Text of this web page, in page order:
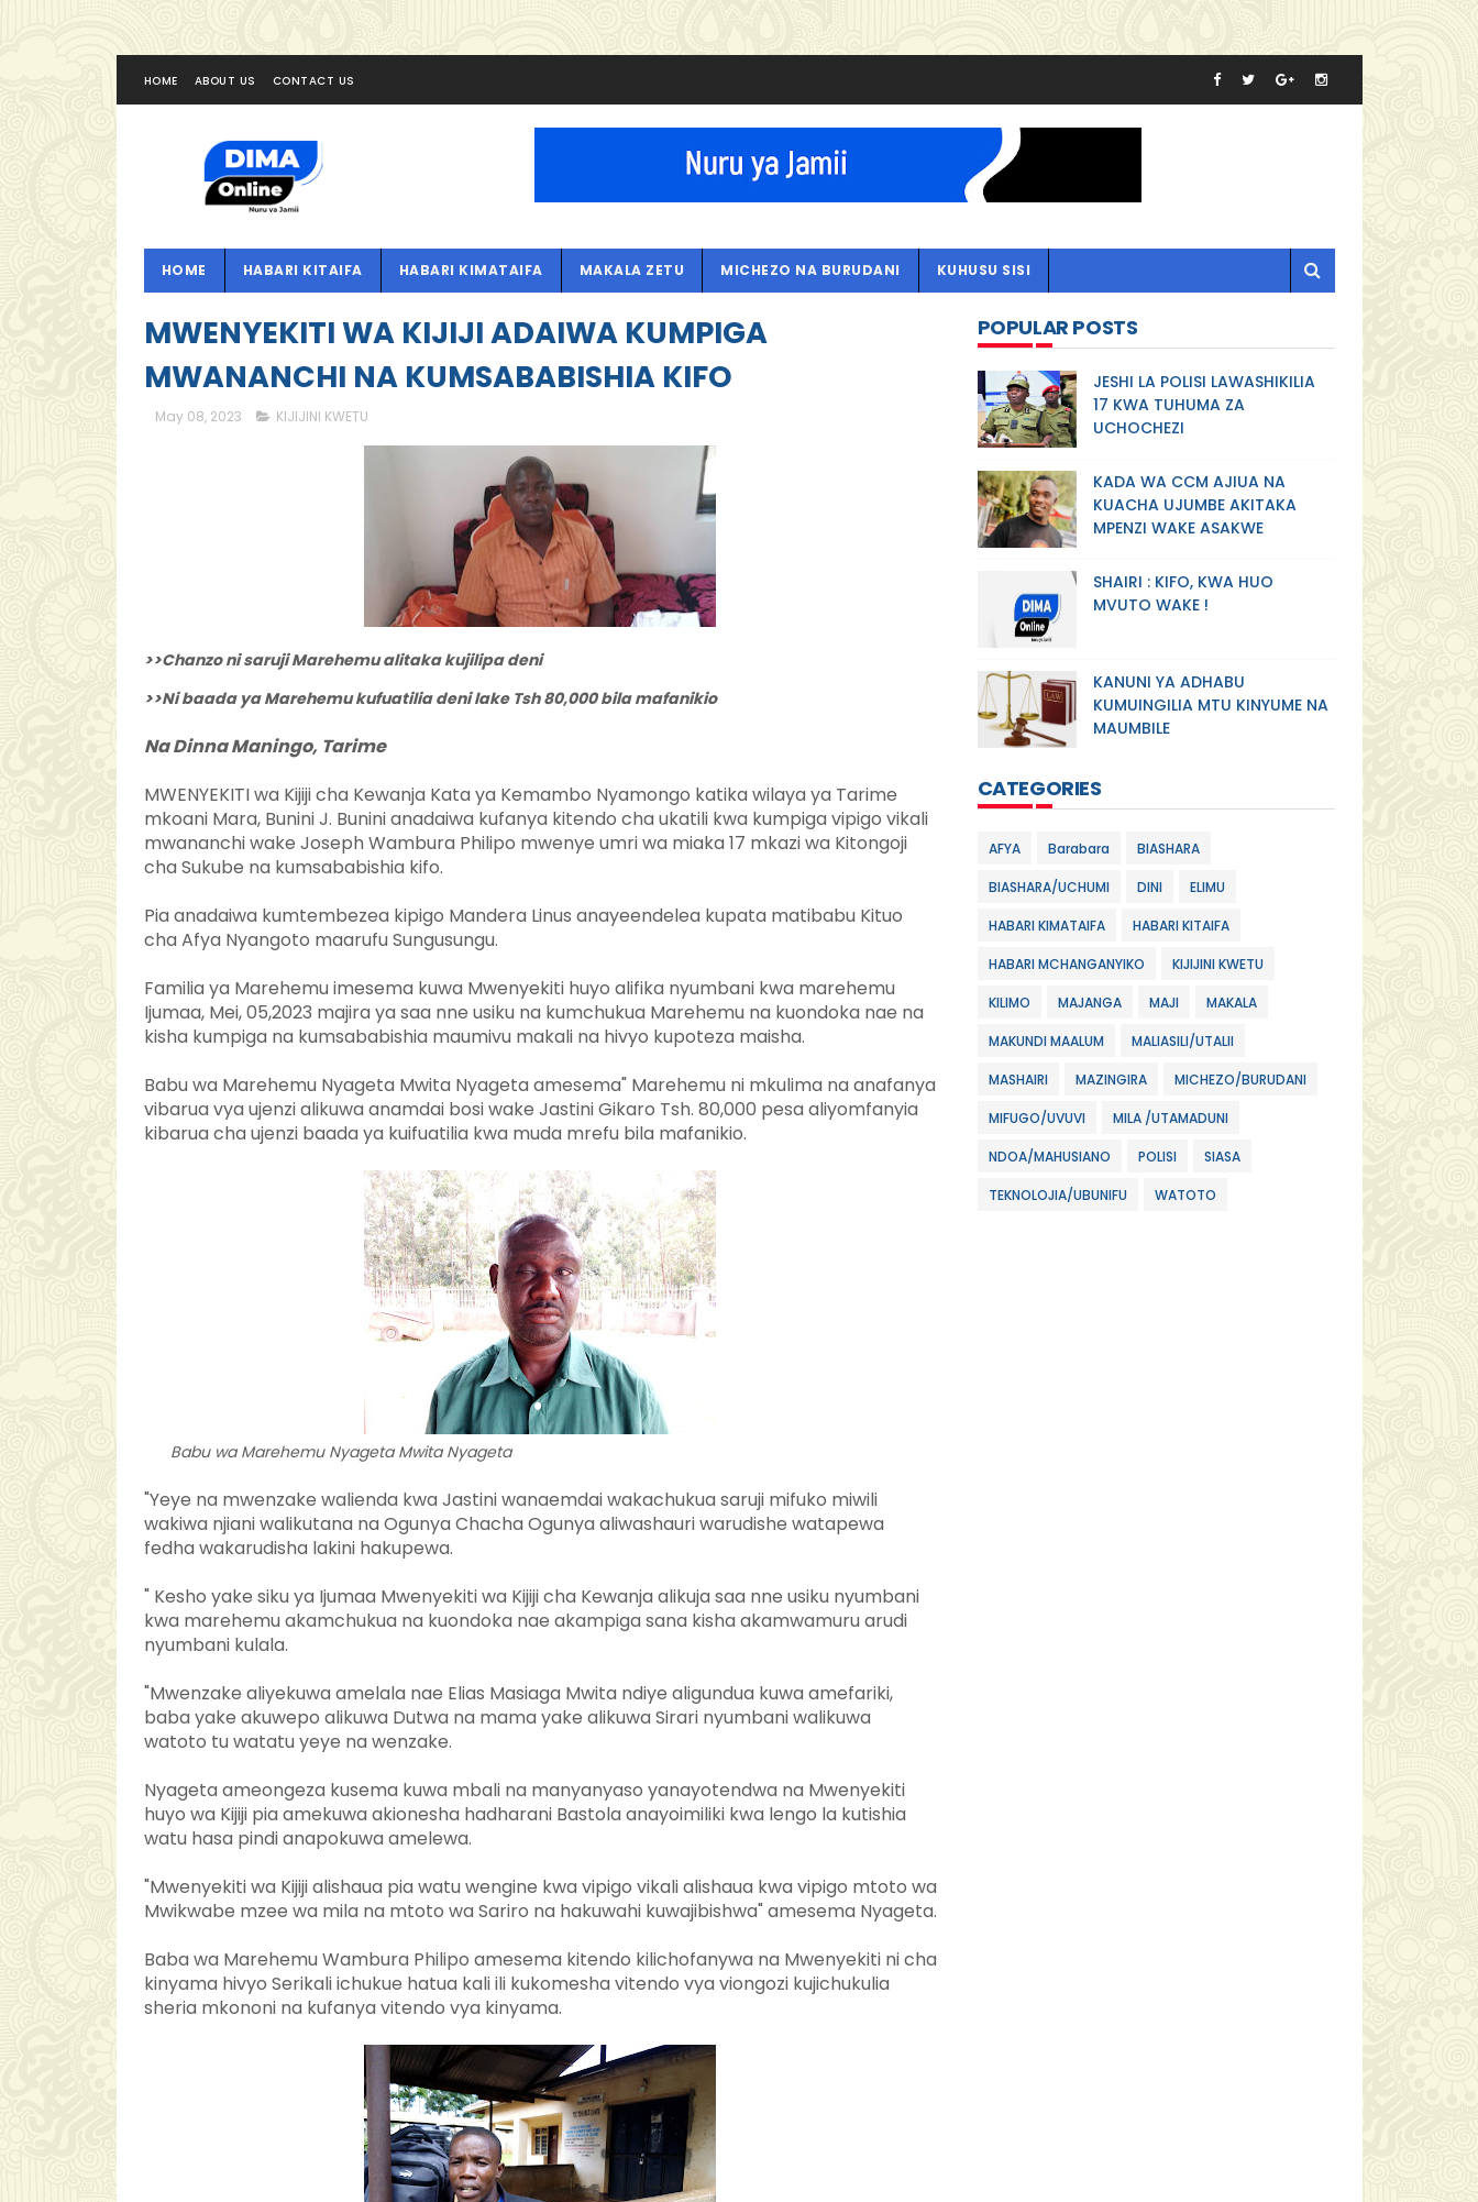
HOME ABOUT US CONTACT US
HOME HABARI KITAIFA HABARI KIMATAIFA MAKALA ZETU MICHEZO NA BURUDANI KUHUSU SISI
MWENYEKITI WA KIJIJI ADAIWA KUMPIGA
MWANANCHI NA KUMSABABISHIA KIFO
May 08, 2023 KIJIJINI KWETU
>>Chanzo ni saruji Marehemu alitaka kujilipa deni
>>Ni baada ya Marehemu kufuatilia deni lake Tsh 80,000 bila mafanikio
Na Dinna Maningo, Tarime
MWENYEKITI wa Kijiji cha Kewanja Kata ya Kemambo Nyamongo katika wilaya ya Tarime
mkoani Mara, Bunini J. Bunini anadaiwa kufanya kitendo cha ukatili kwa kumpiga vipigo vikali
mwananchi wake Joseph Wambura Philipo mwenye umri wa miaka 17 mkazi wa Kitongoji
cha Sukube na kumsababishia kifo.
Pia anadaiwa kumtembezea kipigo Mandera Linus anayeendelea kupata matibabu Kituo
cha Afya Nyangoto maarufu Sungusungu.
Familia ya Marehemu imesema kuwa Mwenyekiti huyo alifika nyumbani kwa marehemu
Ijumaa, Mei, 05,2023 majira ya saa nne usiku na kumchukua Marehemu na kuondoka nae na
kisha kumpiga na kumsababishia maumivu makali na hivyo kupoteza maisha.
Babu wa Marehemu Nyageta Mwita Nyageta amesema" Marehemu ni mkulima na anafanya
vibarua vya ujenzi alikuwa anamdai bosi wake Jastini Gikaro Tsh. 80,000 pesa aliyomfanyia
kibarua cha ujenzi baada ya kuifuatilia kwa muda mrefu bila mafanikio.
Babu wa Marehemu Nyageta Mwita Nyageta
"Yeye na mwenzake walienda kwa Jastini wanaemdai wakachukua saruji mifuko miwili
wakiwa njiani walikutana na Ogunya Chacha Ogunya aliwashauri warudishe watapewa
fedha wakarudisha lakini hakupewa.
" Kesho yake siku ya Ijumaa Mwenyekiti wa Kijiji cha Kewanja alikuja saa nne usiku nyumbani
kwa marehemu akamchukua na kuondoka nae akampiga sana kisha akamwamuru arudi
nyumbani kulala.
"Mwenzake aliyekuwa amelala nae Elias Masiaga Mwita ndiye aligundua kuwa amefariki,
baba yake akuwepo alikuwa Dutwa na mama yake alikuwa Sirari nyumbani walikuwa
watoto tu watatu yeye na wenzake.
Nyageta ameongeza kusema kuwa mbali na manyanyaso yanayotendwa na Mwenyekiti
huyo wa Kijiji pia amekuwa akionesha hadharani Bastola anayoimiliki kwa lengo la kutishia
watu hasa pindi anapokuwa amelewa.
"Mwenyekiti wa Kijiji alishaua pia watu wengine kwa vipigo vikali alishaua kwa vipigo mtoto wa
Mwikwabe mzee wa mila na mtoto wa Sariro na hakuwahi kuwajibishwa" amesema Nyageta.
Baba wa Marehemu Wambura Philipo amesema kitendo kilichofanywa na Mwenyekiti ni cha
kinyama hivyo Serikali ichukue hatua kali ili kukomesha vitendo vya viongozi kujichukulia
sheria mkononi na kufanya vitendo vya kinyama.
POPULAR POSTS
JESHI LA POLISI LAWASHIKILIA
17 KWA TUHUMA ZA
UCHOCHEZI
KADA WA CCM AJIUA NA
KUACHA UJUMBE AKITAKA
MPENZI WAKE ASAKWE
SHAIRI : KIFO, KWA HUO
MVUTO WAKE !
KANUNI YA ADHABU
KUMUINGILIA MTU KINYUME NA
MAUMBILE
CATEGORIES
AFYA Barabara BIASHARA
BIASHARA/UCHUMI DINI ELIMU
HABARI KIMATAIFA HABARI KITAIFA
HABARI MCHANGANYIKO KIJIJINI KWETU
KILIMO MAJANGA MAJI MAKALA
MAKUNDI MAALUM MALIASILI/UTALII
MASHAIRI MAZINGIRA MICHEZO/BURUDANI
MIFUGO/UVUVI MILA /UTAMADUNI
NDOA/MAHUSIANO POLISI SIASA
TEKNOLOJIA/UBUNIFU WATOTO